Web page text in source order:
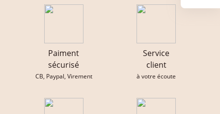
Paiment
sécurisé
CB, Paypal, Virement
Service
client
à votre écoute